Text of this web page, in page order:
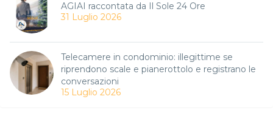
AGIAI raccontata da Il Sole 24 Ore
31 Luglio 2026
Telecamere in condominio: illegittime se
riprendono scale e pianerottolo e registrano le
conversazioni
15 Luglio 2026